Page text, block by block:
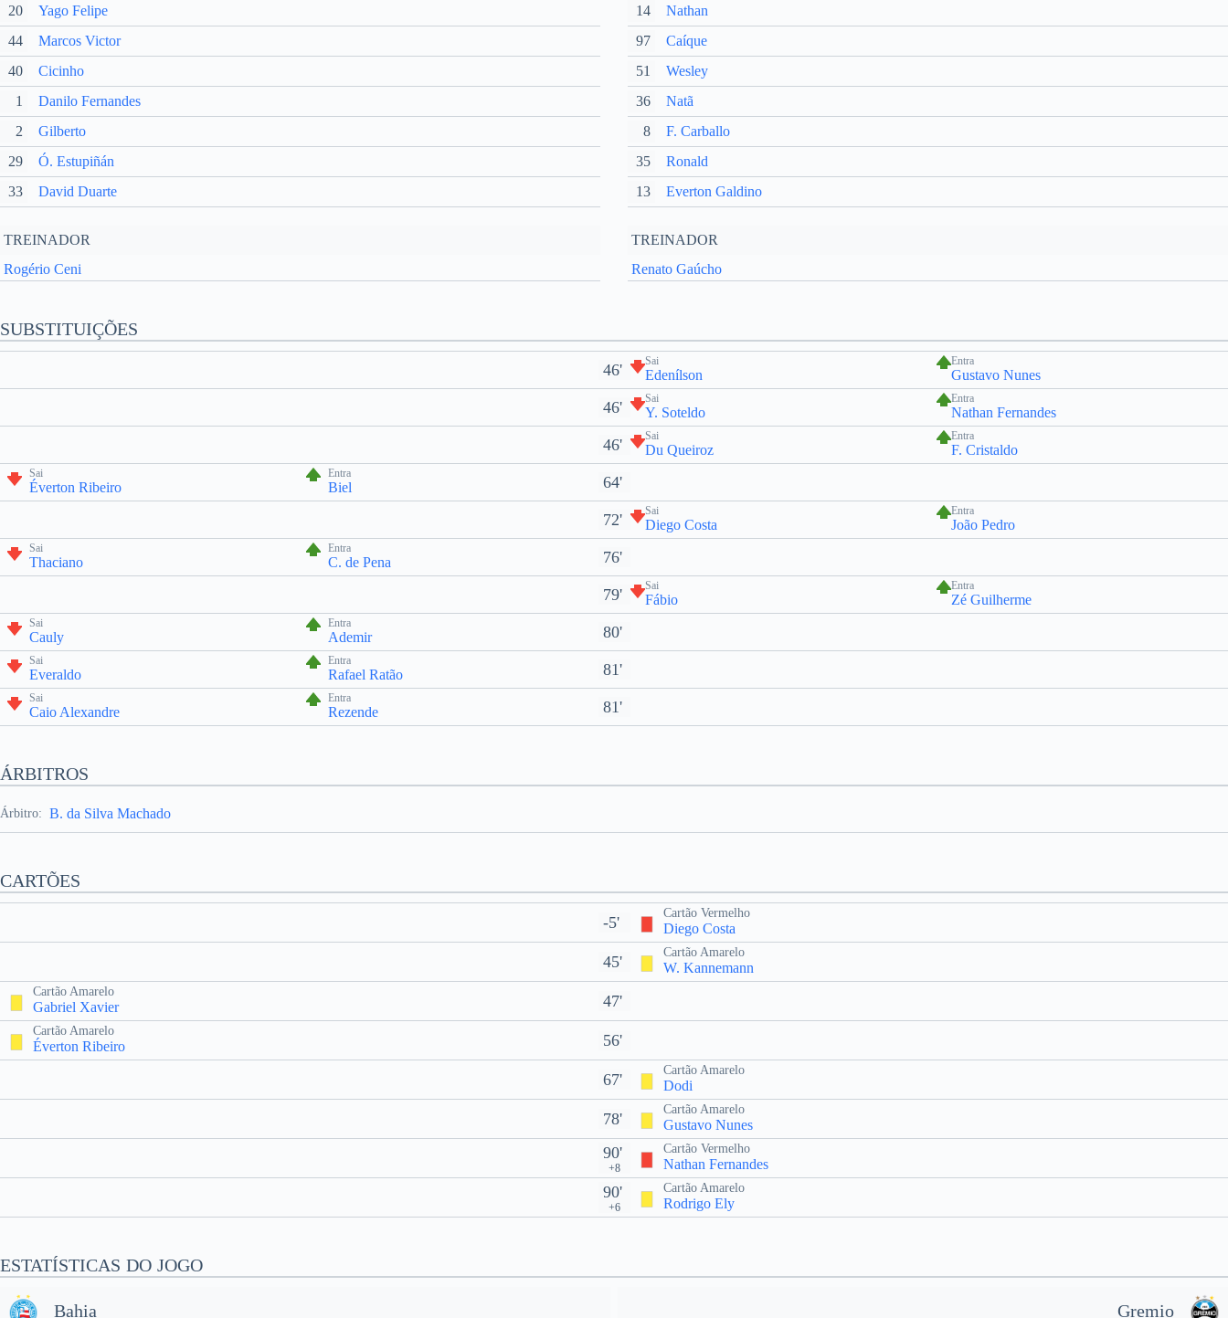
20
Yago Felipe
44
Marcos Victor
40
Cicinho
1
Danilo Fernandes
2
Gilberto
29
Ó. Estupiñán
33
David Duarte
TREINADOR
Rogério Ceni
14
Nathan
97
Caíque
51
Wesley
36
Natã
8
F. Carballo
35
Ronald
13
Everton Galdino
TREINADOR
Renato Gaúcho
SUBSTITUIÇÕES
46' Sai
Edenílson
Entra
Gustavo Nunes
46' Sai
Y. Soteldo
Entra
Nathan Fernandes
46' Sai
Du Queiroz
Entra
F. Cristaldo
Sai
Éverton Ribeiro
Entra
Biel 64'
72' Sai
Diego Costa
Entra
João Pedro
Sai
Thaciano
Entra
C. de Pena 76'
79' Sai
Fábio
Entra
Zé Guilherme
Sai
Cauly
Entra
Ademir 80'
Sai
Everaldo
Entra
Rafael Ratão 81'
Sai
Caio Alexandre
Entra
Rezende 81'
ÁRBITROS
Árbitro: B. da Silva Machado
CARTÕES
-5'
Cartão Vermelho
Diego Costa
45'
Cartão Amarelo
W. Kannemann
Cartão Amarelo
Gabriel Xavier 47'
Cartão Amarelo
Éverton Ribeiro 56'
67'
Cartão Amarelo
Dodi
78'
Cartão Amarelo
Gustavo Nunes
90'
+8
Cartão Vermelho
Nathan Fernandes
90'
+6
Cartão Amarelo
Rodrigo Ely
ESTATÍSTICAS DO JOGO
Bahia Gremio